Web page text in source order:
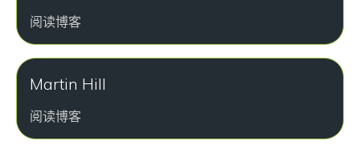
阅读博客
Martin Hill
阅读博客